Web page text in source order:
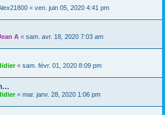
« ven. juin 05, 2020 4:41 pm
A « sam. avr. 18, 2020 7:03 am
« sam. févr. 01, 2020 8:09 pm
« mar. janv. 28, 2020 1:06 pm